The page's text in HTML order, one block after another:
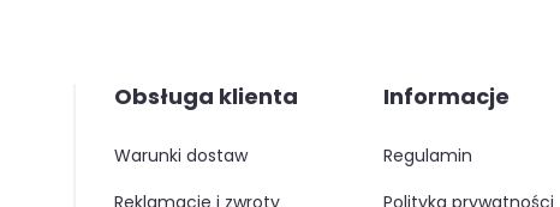
Obsługa klienta
warunki dostaw
reklamacje i zwroty
Informacje
regulamin
polityka prywatności